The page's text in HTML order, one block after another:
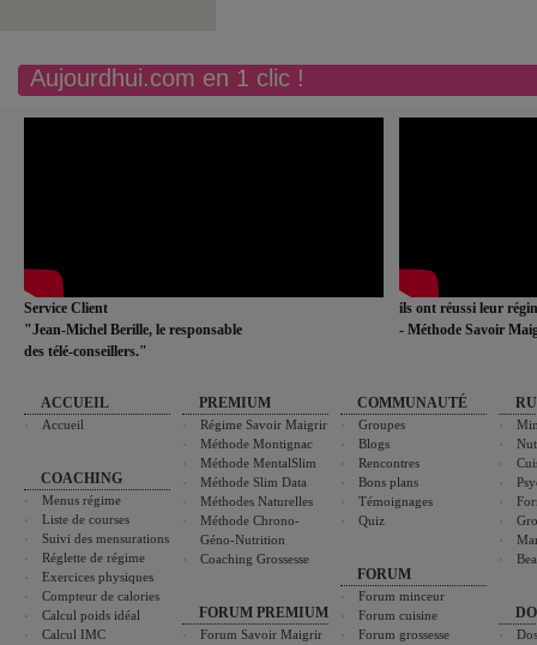
Aujourdhui.com en 1 clic !
Service Client
"Jean-Michel Berille, le responsable
des télé-conseillers."
ils ont réussi leur
- Méthode Savoir
ACCUEIL
Accueil
COACHING
Menus régime
Liste de courses
Suivi des mensurations
Réglette de régime
Exercices physiques
Compteur de calories
Calcul poids idéal
Calcul IMC
PREMIUM
Régime Savoir Maigrir
Méthode Montignac
Méthode MentalSlim
Méthode Slim Data
Méthodes Naturelles
Méthode Chrono-
Géno-Nutrition
Coaching Grossesse
FORUM PREMIUM
Forum Savoir Maigrir
COMMUNAUTÉ
Groupes
Blogs
Rencontres
Bons plans
Témoignages
Quiz
FORUM
Forum minceur
Forum cuisine
Forum grossesse